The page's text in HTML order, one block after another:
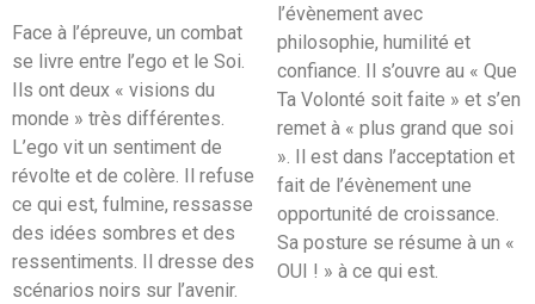
Face à l’épreuve, un combat
se livre entre l’ego et le Soi.
Ils ont deux « visions du
monde » très différentes.
L’ego vit un sentiment de
révolte et de colère. Il refuse
ce qui est, fulmine, ressasse
des idées sombres et des
ressentiments. Il dresse des
scénarios noirs sur l’avenir.
l’évènement avec
philosophie, humilité et
confiance. Il s’ouvre au « Que
Ta Volonté soit faite » et s’en
remet à « plus grand que soi
». Il est dans l’acceptation et
fait de l’évènement une
opportunité de croissance.
Sa posture se résume à un «
OUI ! » à ce qui est.